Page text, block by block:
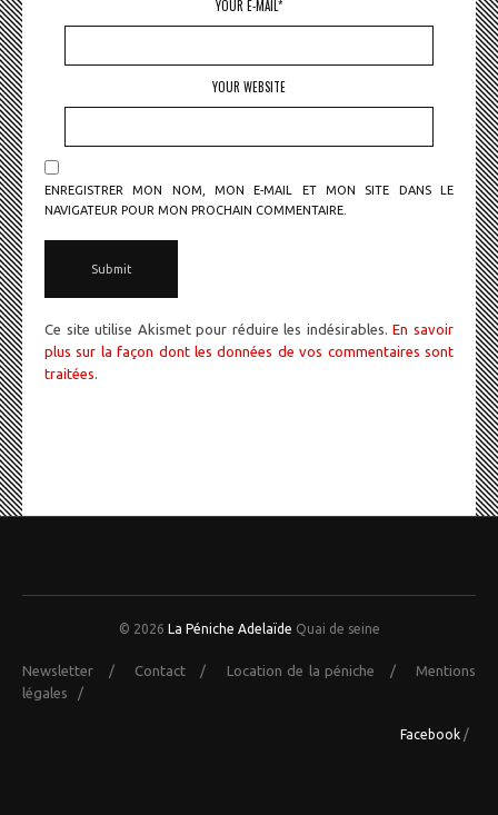
YOUR E-MAIL*
YOUR WEBSITE
ENREGISTRER MON NOM, MON E-MAIL ET MON SITE DANS LE
NAVIGATEUR POUR MON PROCHAIN COMMENTAIRE.
Ce site utilise Akismet pour réduire les indésirables.En savoir
plus sur la façon dont les données de vos commentaires sont
traitées
© 2026 La Péniche Adelaïde Quai de seine
Newsletter / Contact/ Location de la péniche /
Mentions
légales /
Facebook /